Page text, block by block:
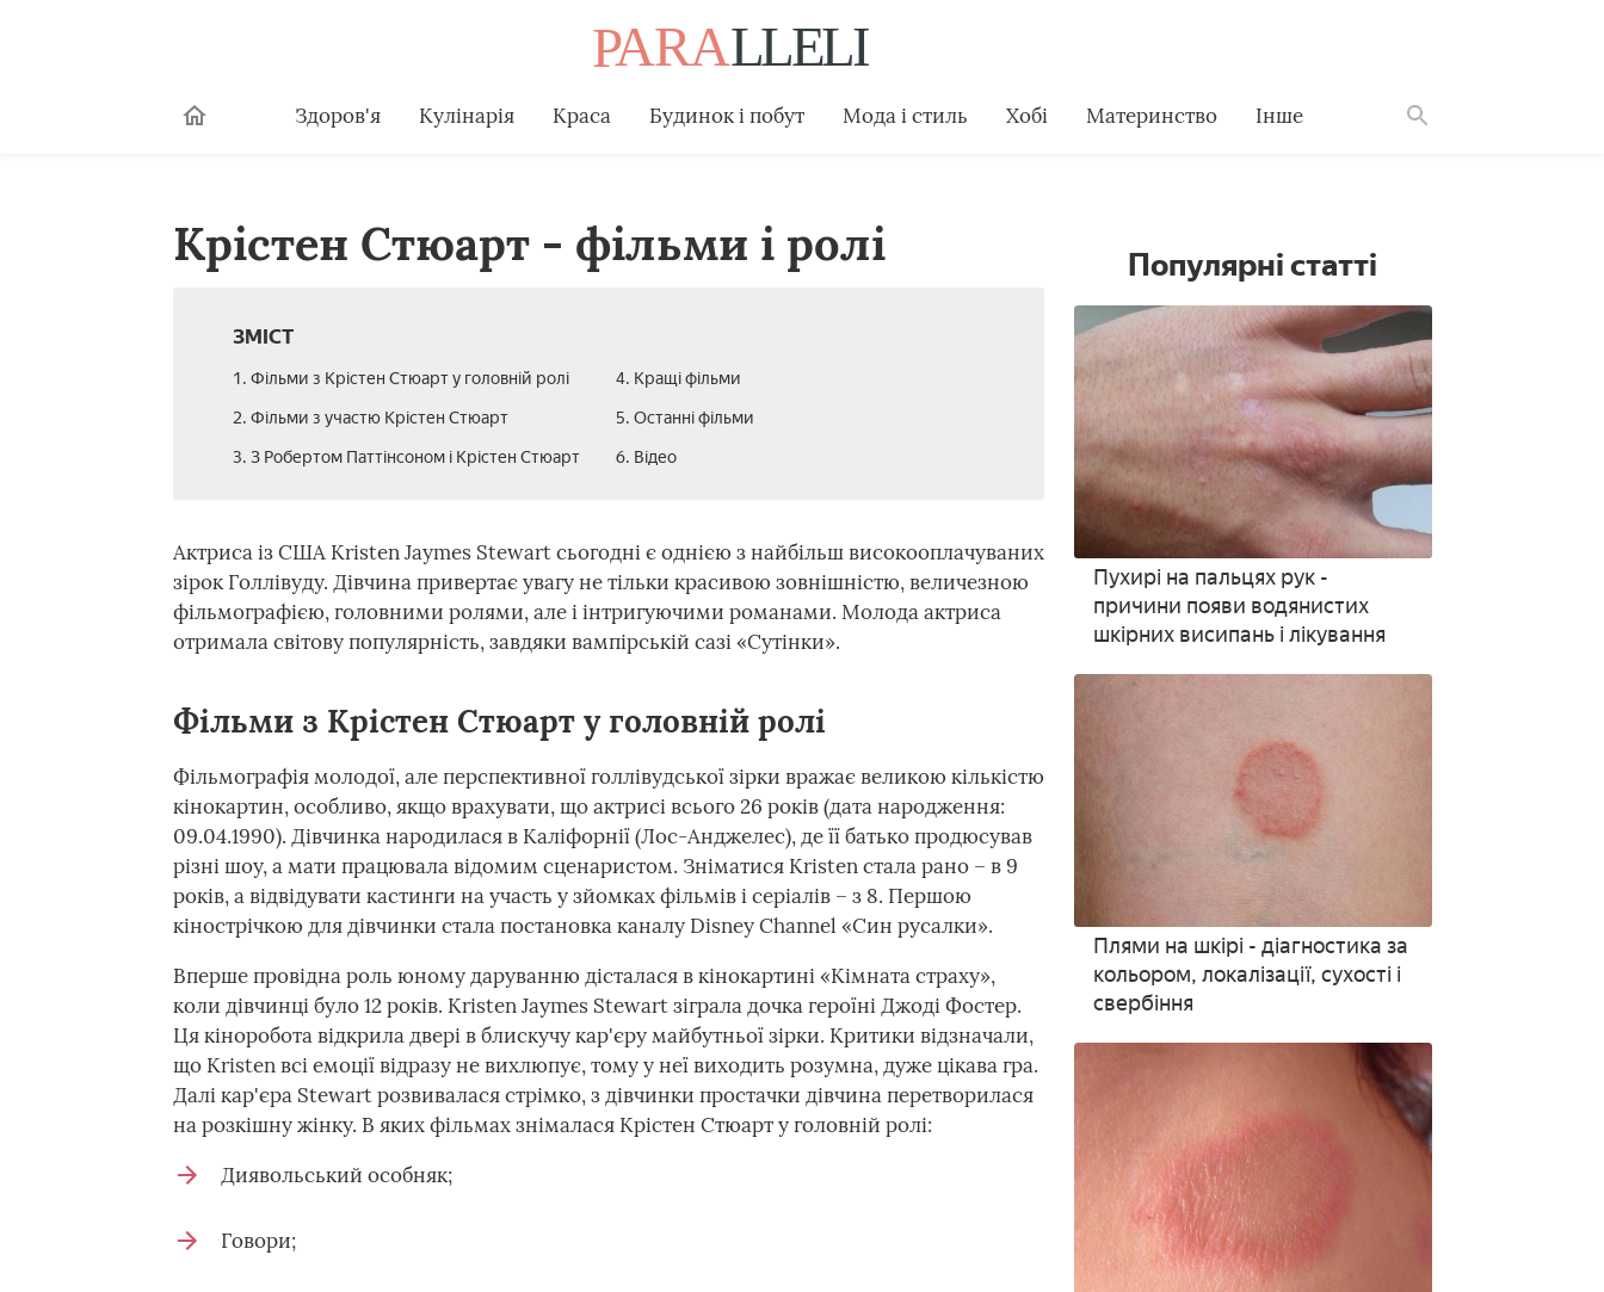
Здоров'я Кулінарія Краса Будинок і побут Мода і стиль Хобі Материнство Інше
Крістен Стюарт - фільми і ролі
ЗМІСТ
1. Фільми з Крістен Стюарт у головній ролі
2. Фільми з участю Крістен Стюарт
3. З Робертом Паттінсоном і Крістен Стюарт
4. Кращі фільми
5. Останні фільми
6. Відео
Актриса із США Kristen Jaymes Stewart сьогодні є однією з найбільш високооплачуваних
зірок Голлівуду. Дівчина привертає увагу не тільки красивою зовнішністю, величезною
фільмографією, головними ролями, але і інтригуючими романами. Молода актриса
отримала світову популярність, завдяки вампірській сазі «Сутінки».
Фільми з Крістен Стюарт у головній ролі
Фільмографія молодої, але перспективної голлівудської зірки вражає великою кількістю
кінокартин, особливо, якщо врахувати, що актрисі всього 26 років (дата народження:
09.04.1990). Дівчинка народилася в Каліфорнії (Лос-Анджелес), де її батько продюсував
різні шоу, а мати працювала відомим сценаристом. Зніматися Kristen стала рано – в 9
років, а відвідувати кастинги на участь у зйомках фільмів і серіалів – з 8. Першою
кінострічкою для дівчинки стала постановка каналу Disney Channel «Син русалки».
Вперше провідна роль юному даруванню дісталася в кінокартині «Кімната страху»,
коли дівчинці було 12 років. Kristen Jaymes Stewart зіграла дочка героїні Джоді Фостер.
Ця кіноробота відкрила двері в блискучу кар'єру майбутньої зірки. Критики відзначали,
що Kristen всі емоції відразу не вихлюпує, тому у неї виходить розумна, дуже цікава гра.
Далі кар'єра Stewart розвивалася стрімко, з дівчинки простачки дівчина перетворилася
на розкішну жінку. В яких фільмах знімалася Крістен Стюарт у головній ролі:
Диявольський особняк;
Говори;
Популярні статті
Пухирі на пальцях рук -
причини появи водянистих
шкірних висипань і лікування
Плями на шкірі - діагностика за
кольором, локалізації, сухості і
свербіння